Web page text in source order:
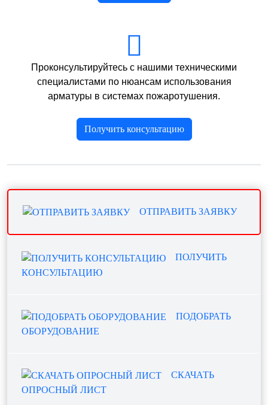
Проконсультируйтесь с нашими техническими
специалистами по нюансам использования
арматуры в системах пожаротушения.
Получить консультацию
ОТПРАВИТЬ ЗАЯВКУ
ПОЛУЧИТЬ
КОНСУЛЬТАЦИЮ
ПОДОБРАТЬ
ОБОРУДОВАНИЕ
СКАЧАТЬ
ОПРОСНЫЙ ЛИСТ